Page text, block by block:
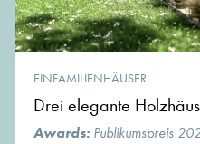
EINFAMILIENHÄUSER
Drei elegante
Awards: Publikumspreis